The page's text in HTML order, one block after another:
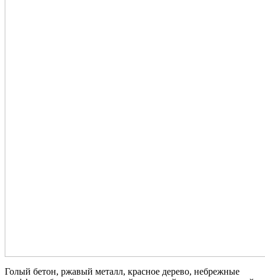
Голый бетон, ржавый металл, красное дерево, небрежные